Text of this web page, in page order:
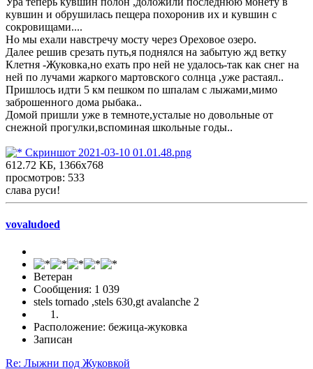
кувшин и обрушилась пещера похоронив их и кувшин с
сокровищами....
Но мы ехали навстречу мосту через Ореховое озеро.
Далее решив срезать путь,я поднялся на забытую жд ветку
Клетня -Жуковка,но ехать про ней не удалось-так как снег на
ней по лучами жаркого мартовского солнца ,уже растаял..
Пришлось идти 5 км пешком по шпалам с лыжами,мимо
заброшенного дома рыбака..
Домой пришли уже в темноте,усталые но довольные от
снежной прогулки,вспоминая школьные годы..
Скриншот 2021-03-10 01.01.48.png
612.72 КБ, 1366x768
просмотров: 533
слава руси!
vovaludoed
Ветеран
Сообщения: 1 039
stels tornado ,stels 630,gt avalanche 2
Расположение: бежица-жуковка
Записан
Re: Лыжни под Жуковкой